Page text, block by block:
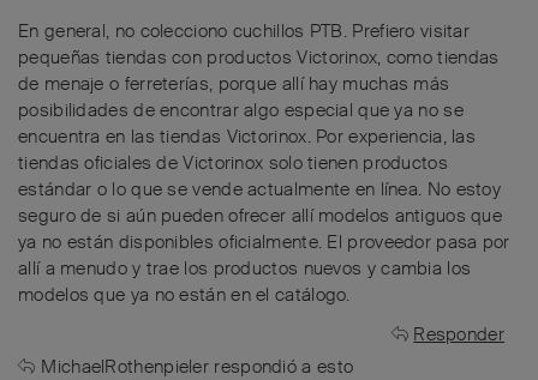
En general, no colecciono cuchillos PTB. Prefiero visitar
pequeñas tiendas con productos Victorinox, como tiendas
de menaje o ferreterías, porque allí hay muchas más
posibilidades de encontrar algo especial que ya no se
encuentra en las tiendas Victorinox. Por experiencia, las
tiendas oficiales de Victorinox solo tienen productos
estándar o lo que se vende actualmente en línea. No estoy
seguro de si aún pueden ofrecer allí modelos antiguos que
ya no están disponibles oficialmente. El proveedor pasa por
allí a menudo y trae los productos nuevos y cambia los
modelos que ya no están en el catálogo.
Responder
MichaelRothenpieler respondió a esto